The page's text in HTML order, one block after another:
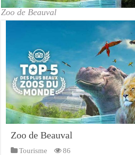
Zoo de Beauval
Zoo de Beauval
Tourisme 86